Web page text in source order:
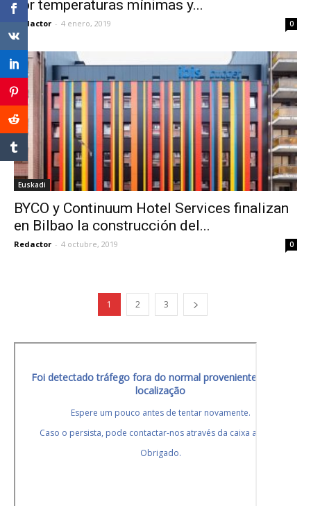
por temperaturas mínimas y...
Redactor - 4 enero, 2019 0
Euskadi
BYCO y Continuum Hotel Services finalizan
en Bilbao la construcción del...
Redactor - 4 octubre, 2019 0
1 2 3